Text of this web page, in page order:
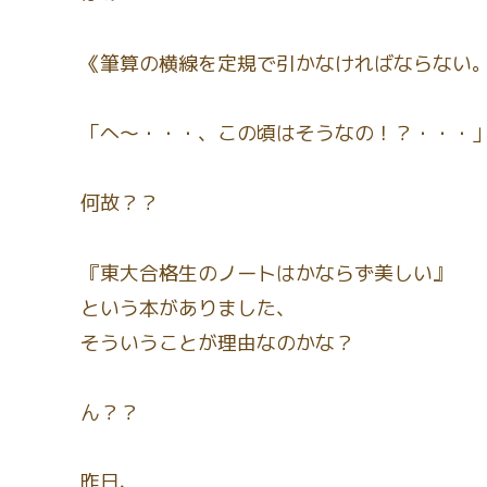
《筆算の横線を定規で引かなければならない
「へ〜・・・、この頃はそうなの！？・・・
何故？？
『東大合格生のノートはかならず美しい』
という本がありました、
そういうことが理由なのかな？
ん？？